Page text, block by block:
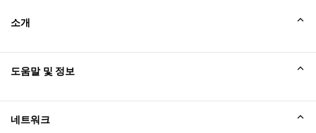
소개
도움말 및 정보
네트워크